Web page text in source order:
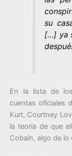
su
[…] ya
En la lista de
cuentas oficiales
Kurt, Courtney
la teoría de que
Cobain, algo de